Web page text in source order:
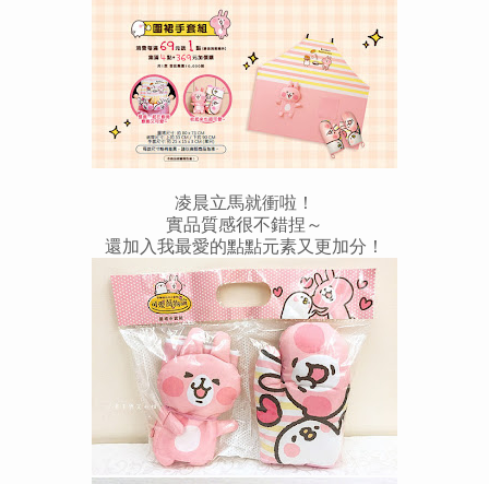
凌晨立馬就衝啦！
實品質感很不錯捏～
還加入我最愛的點點元素又更加分！